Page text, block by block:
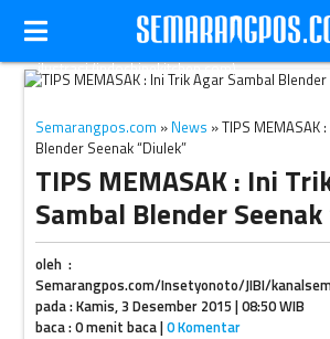
ilustrasi (indochinekitchen.com)
Semarangpos.com » News » TIPS MEMASAK
Blender Seenak “Diulek”
TIPS MEMASAK : Ini
Sambal Blender
oleh :
Semarangpos.com/Insetyonoto/JIBI/
pada : Kamis, 3 Desember 2015 | 08:50 WIB
baca : 0 menit baca |0 Komentar